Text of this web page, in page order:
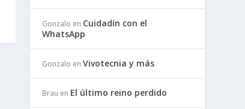
Gonzalo en Cuidadín con el
WhatsApp
Gonzalo enVivotecnia y más
Brau en El último reino perdido